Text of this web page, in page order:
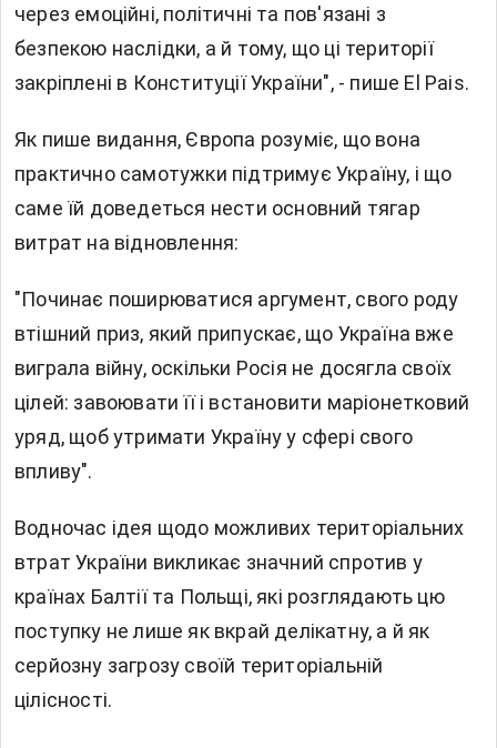
через емоційні, політичні та пов'язані з
безпекою наслідки, а й тому, що ці території
закріплені в Конституції України", - пише El Pais.
Як пише видання, Європа розуміє, що вона
практично самотужки підтримує Україну, і що
саме їй доведеться нести основний тягар
витрат на відновлення:
"Починає поширюватися аргумент, свого роду
втішний приз, який припускає, що Україна вже
виграла війну, оскільки Росія не досягла своїх
цілей: завоювати її і встановити маріонетковий
уряд, щоб утримати Україну у сфері свого
впливу".
Водночас ідея щодо можливих територіальних
втрат України викликає значний спротив у
країнах Балтії та Польщі, які розглядають цю
поступку не лише як вкрай делікатну, а й як
серйозну загрозу своїй територіальній
цілісності.